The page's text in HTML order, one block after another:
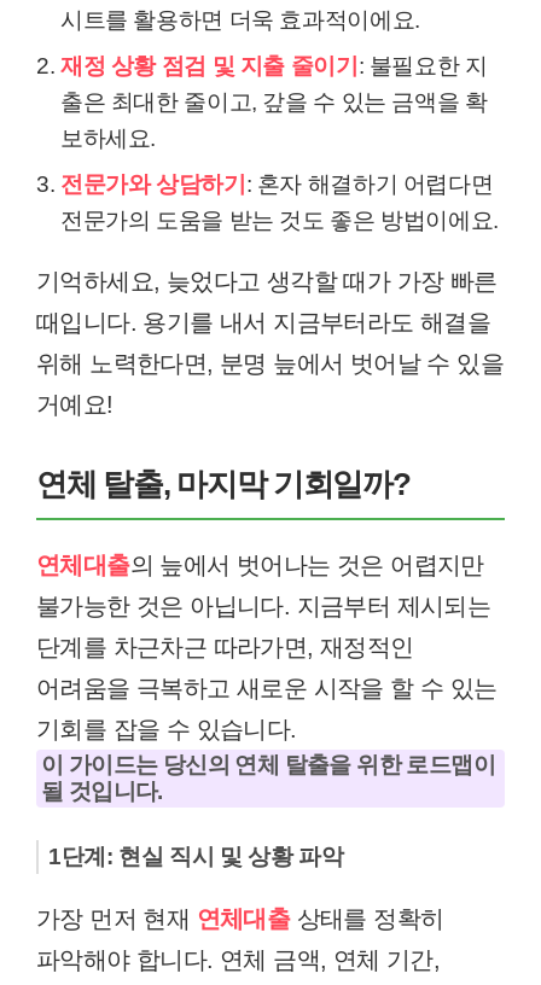
시트를 활용하면 더욱 효과적이에요.
재정 상황 점검 및 지출 줄이기 : 불필요한 지
출은 최대한 줄이고, 갚을 수 있는 금액을 확
보하세요.
전문가와 상담하기 : 혼자 해결하기 어렵다면
전문가의 도움을 받는 것도 좋은 방법이에요.
기억하세요, 늦었다고 생각할 때가 가장 빠른
때입니다. 용기를 내서 지금부터라도 해결을
위해 노력한다면, 분명 늪에서 벗어날 수 있을
거예요!
연체 탈출, 마지막 기회일까?
연체대출의 늪에서 벗어나는 것은 어렵지만
불가능한 것은 아닙니다. 지금부터 제시되는
단계를 차근차근 따라가면, 재정적인
어려움을 극복하고 새로운 시작을 할 수 있는
기회를 잡을 수 있습니다.
이 가이드는 당신의 연체 탈출을 위한 로드맵이
될 것입니다.
1단계: 현실 직시 및 상황 파악
가장 먼저 현재 연체대출상태를 정확히
파악해야 합니다. 연체 금액, 연체 기간,